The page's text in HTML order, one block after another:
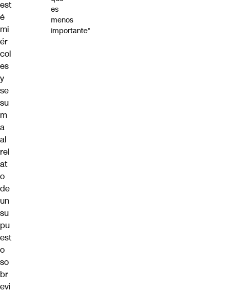
est
é
mi
ér
col
es
y
se
su
m
a
al
rel
at
o
de
un
su
pu
est
o
so
br
evi
es
menos
importante"